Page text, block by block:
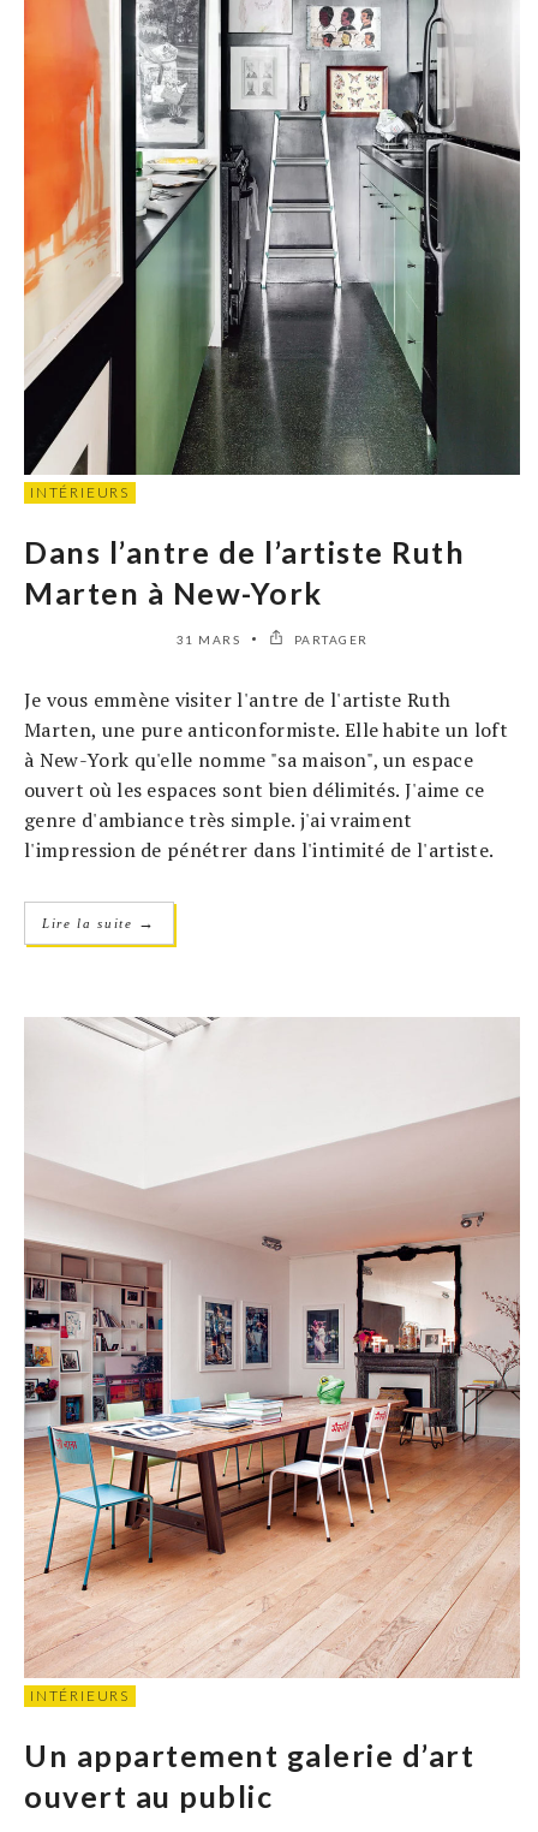
INTÉRIEURS
Dans l’antre de l’artiste Ruth
Marten à New-York
31 MARS PARTAGER
Je vous emmène visiter l'antre de l'artiste Ruth
Marten, une pure anticonformiste. Elle habite un loft
à New-York qu'elle nomme "sa maison", un espace
ouvert où les espaces sont bien délimités. J'aime ce
genre d'ambiance très simple. j'ai vraiment
l'impression de pénétrer dans l'intimité de l'artiste.
Lire la suite →
INTÉRIEURS
Un appartement galerie d’art
ouvert au public